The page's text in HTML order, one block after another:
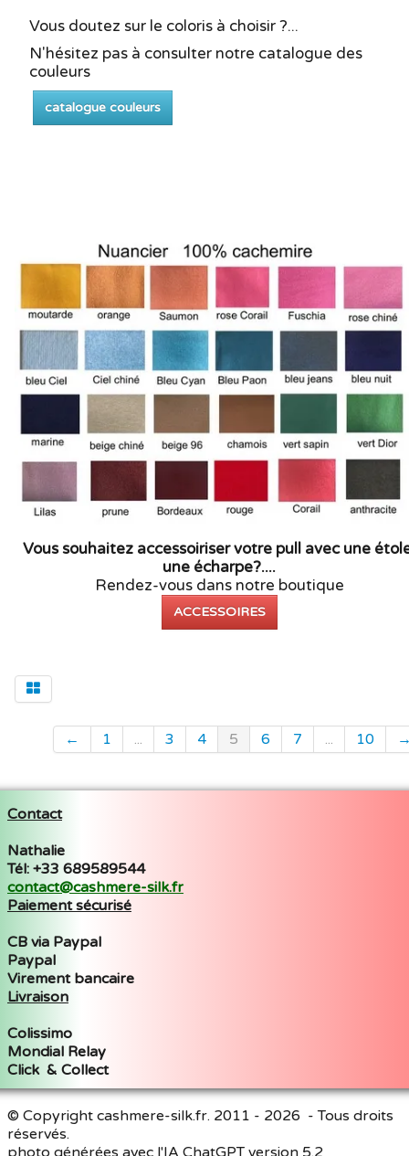
Vous doutez sur le coloris à choisir ?...
N'hésitez pas à consulter notre catalogue des
couleurs
catalogue couleurs
Vous souhaitez accessoiriser votre pull avec une
une écharpe?....
Rendez-vous dans notre boutique
ACCESSOIRES
← 1 ... 3 4 5 6 7 ... 10
Contact
Nathalie
Tél: +33 689589544
contact@cashmere-silk.fr
Paiement sécurisé
CB via Paypal
Paypal
Virement bancaire
Livraison
Colissimo
Mondial Relay
Click & Collect
© Copyright cashmere-silk.fr. 2011 - 2026 - Tous droits
réservés.